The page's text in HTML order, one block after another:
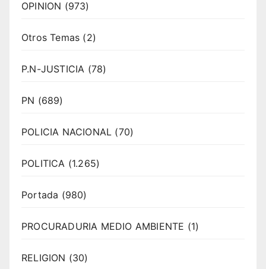
OPINION (973)
Otros Temas (2)
P.N-JUSTICIA (78)
PN (689)
POLICIA NACIONAL (70)
POLITICA (1.265)
Portada (980)
PROCURADURIA MEDIO AMBIENTE (1)
RELIGION (30)